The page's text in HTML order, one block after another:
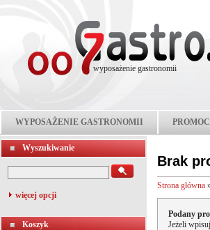
wyposażenie gastronomii
WYPOSAŻENIE GASTRONOMII
Wyszukiwanie
więcej opcji
Koszyk
Brak
Strona główna
Podany
Jeżeli